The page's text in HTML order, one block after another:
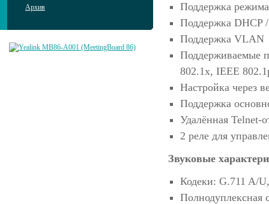
Архив
Поддержка
Поддержка DHCP /
Поддержка VLAN
Поддерживаемые
802.1x, IEEE
Настройка через
Поддержка
Удалённая Telnet-
2 реле для
Звуковые
Кодеки: G.711 A/
Полнодуплексная